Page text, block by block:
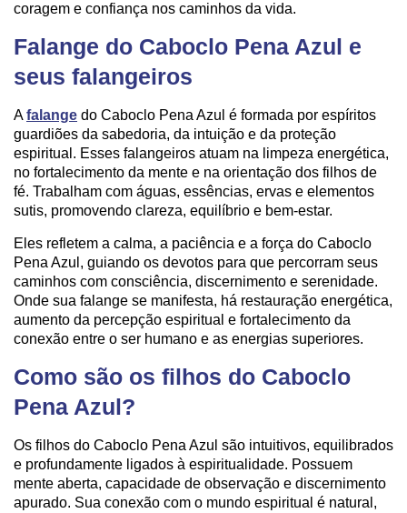
coragem e confiança nos caminhos da vida.
Falange do Caboclo Pena Azul e
seus falangeiros
Afalange do Caboclo Pena Azul é formada por espíritos
guardiões da sabedoria, da intuição e da proteção
espiritual. Esses falangeiros atuam na limpeza energética,
no fortalecimento da mente e na orientação dos filhos de
fé. Trabalham com águas, essências, ervas e elementos
sutis, promovendo clareza, equilíbrio e bem-estar.
Eles refletem a calma, a paciência e a força do Caboclo
Pena Azul, guiando os devotos para que percorram seus
caminhos com consciência, discernimento e serenidade.
Onde sua falange se manifesta, há restauração energética,
aumento da percepção espiritual e fortalecimento da
conexão entre o ser humano e as energias superiores.
Como são os filhos do Caboclo
Pena Azul?
Os filhos do Caboclo Pena Azul são intuitivos, equilibrados
e profundamente ligados à espiritualidade. Possuem
mente aberta, capacidade de observação e discernimento
apurado. Sua conexão com o mundo espiritual é natural,